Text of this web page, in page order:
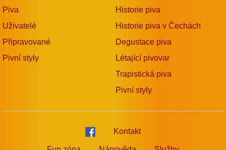
Piva
Uživatelé
Připravované
Pivní styly
Historie piva
Historie piva v Čechách
Degustace piva
Létající pivovar
Trapistická piva
Pivní styly
Kontakt